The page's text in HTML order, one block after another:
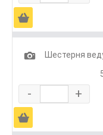
Ä
1
Шестерня
- +
Ä